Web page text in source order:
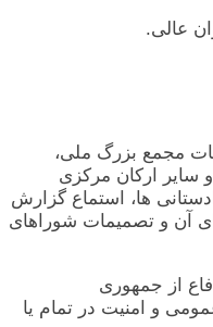
مجمع بزرگ‏ ملی‏،
سایر ارکان‏ مرکزی‏
ها، استماع‏ گزارش‏
آن‏ و تصمیمات‏ شوراهای‏
از جمهوری‏
و امنیت‏ در تمام‏ یا